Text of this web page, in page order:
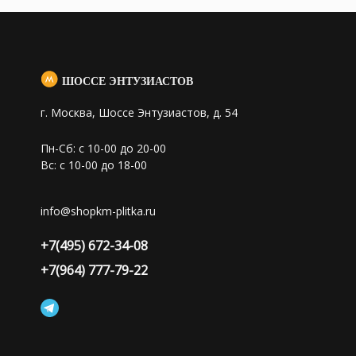
ШОССЕ ЭНТУЗИАСТОВ
г. Москва, Шоссе Энтузиастов, д. 54
Пн-Сб: с 10-00 до 20-00
Вс: с 10-00 до 18-00
info@shopkm-plitka.ru
+7(495) 672-34-08
+7(964) 777-79-22